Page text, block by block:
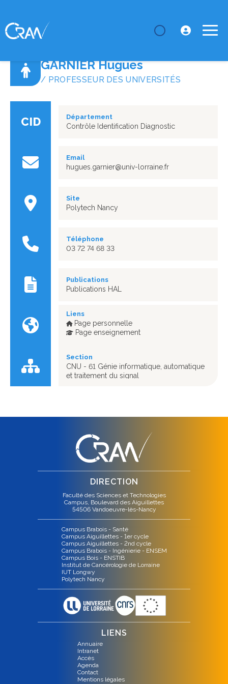
LE CRAN Annuaire
GARNIER Hugues
/ PROFESSEUR DES UNIVERSITÉS
CID Département
Contrôle Identification Diagnostic
Email
hugues.garnier@univ-lorraine.fr
Site
Polytech Nancy
Téléphone
03 72 74 68 33
Publications
Publications HAL
Liens
Page personnelle
Page enseignement
Section
CNU - 61 Génie informatique, automatique
et traitement du signal
DIRECTION
Faculté des Sciences et Technologies
Campus, Boulevard des Aiguillettes
54506 Vandoeuvre-lès-Nancy
Campus Brabois - Santé
Campus Aiguillettes - 1er cycle
Campus Aiguillettes - 2nd cycle
Campus Brabois - Ingénierie - ENSEM
Campus Bois - ENSTIB
Institut de Cancérologie de Lorraine
IUT Longwy
Polytech Nancy
LIENS
Annuaire
Intranet
Accès
Agenda
Contact
Mentions légales